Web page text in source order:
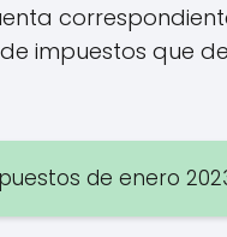
impuestos que
de enero